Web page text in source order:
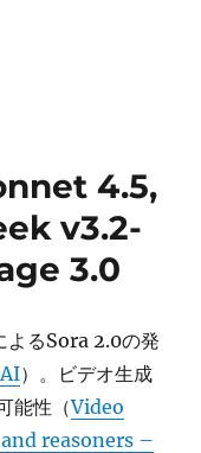
4.5,
v3.2-
3.0
よるSora 2.0の発
）。ビデオ生成
能性（Video
reasoners –